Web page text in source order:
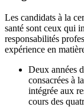
Les candidats à la
santé sont ceux qui
responsabilités
expérience en
Deux années
consacrées à
intégrée aux
cours des